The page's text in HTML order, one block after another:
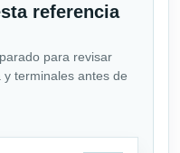
referencia
para revisar
terminales antes de